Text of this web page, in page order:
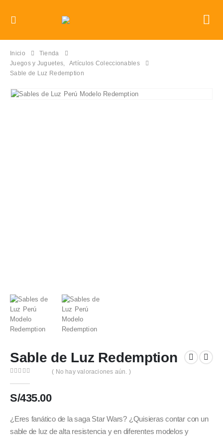
Inicio
Tienda
Juegos y Juguetes,
Artículos Coleccionables
Sable de Luz Redemption
Sable de Luz Redemption
( No hay valoraciones aún. )
S/435.00
¿Eres fanático de la saga Star Wars? ¿Quisieras contar con un
sable de luz de alta resistencia y en diferentes modelos y